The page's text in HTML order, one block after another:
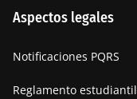
Manifiesto
Aspectos legales
Notificaciones PQRS
Reglamento estudiantil